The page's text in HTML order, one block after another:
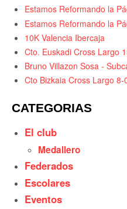
Estamos Reformando la
Estamos Reformando la
10K Valencia Ibercaja
Cto. Euskadi Cross Largo
Bruno Villazon Sosa -
Cto Bizkaia Cross Largo
CATEGORIAS
El club
Medallero
Federados
Escolares
Eventos